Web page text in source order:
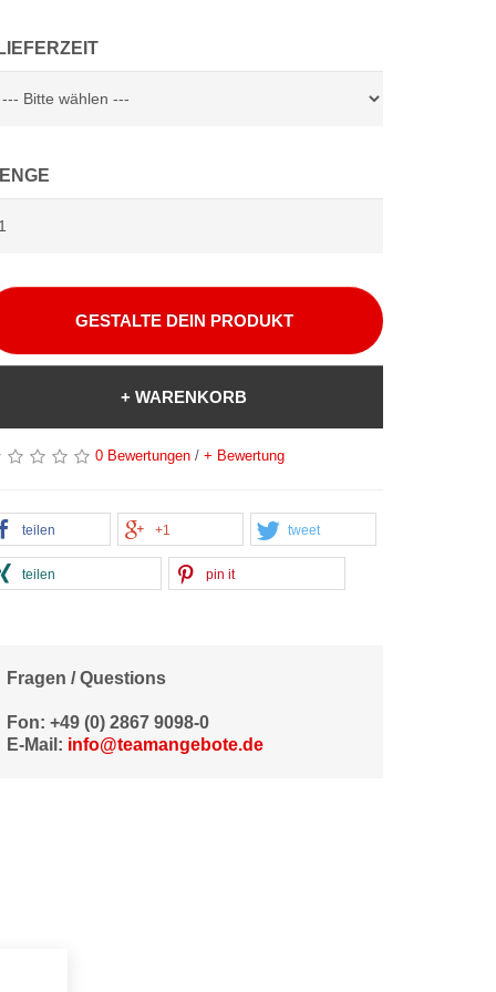
LIEFERZEIT
GESTALTE DEIN PRODUKT
+ WARENKORB
0 Bewertungen / + Bewertung
teilen +1 tweet
teilen pin it
Fragen / Questions
Fon: +49 (0) 2867 9098-0
E-Mail: info@teamangebote.de